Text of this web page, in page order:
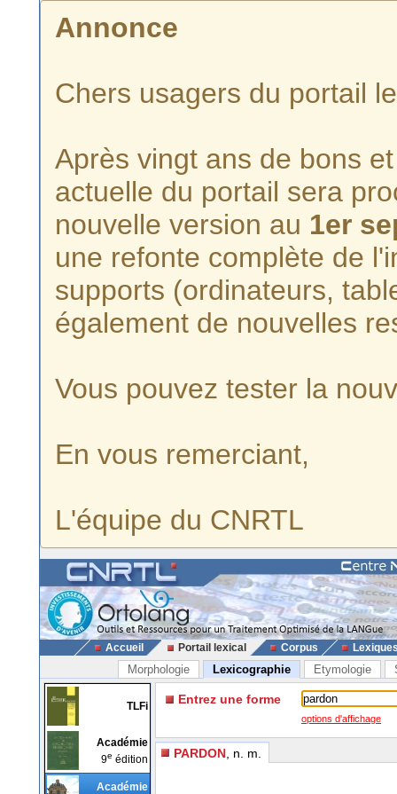
Annonce
Chers usagers du portail
Après vingt ans de bons
actuelle du portail sera
nouvelle version au 1er
une refonte complète de
supports (ordinateurs,
également de nouvelles
Vous pouvez tester la
En vous remerciant,
L'équipe du CNRTL
Accueil Portail lexical Corpus
Morphologie Lexicographie Etymologie
TLFi
Académie
9e édition
Académie
Entrez une forme
options d'affichage
PARDON , n. m.